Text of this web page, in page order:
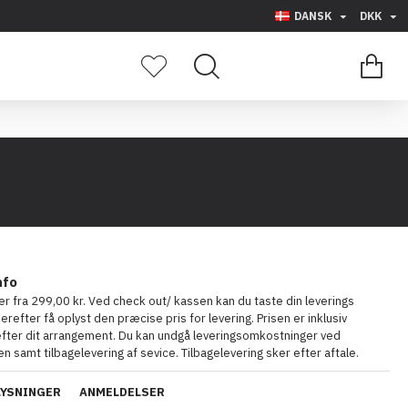
DANSK DKK
fra 299,00 kr. Ved check out/ kassen kan du taste din leverings
få oplyst den præcise pris for levering. Prisen er inklusiv
dit arrangement. Du kan undgå leveringsomkostninger ved
samt tilbagelevering af sevice. Tilbagelevering sker efter aftale.
ANMELDELSER